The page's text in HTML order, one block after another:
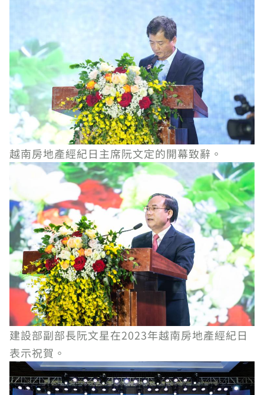
越南房地產經紀日主席阮文定的開幕致辭。
建設部副部長阮文星在2023年越南房地產經紀日
表示祝賀。